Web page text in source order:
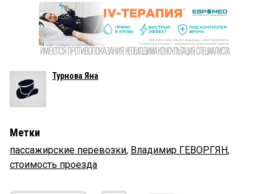
Турнова Яна
Метки
пассажирские перевозки, Владимир ГЕВОРГЯН,
стоимость проезда